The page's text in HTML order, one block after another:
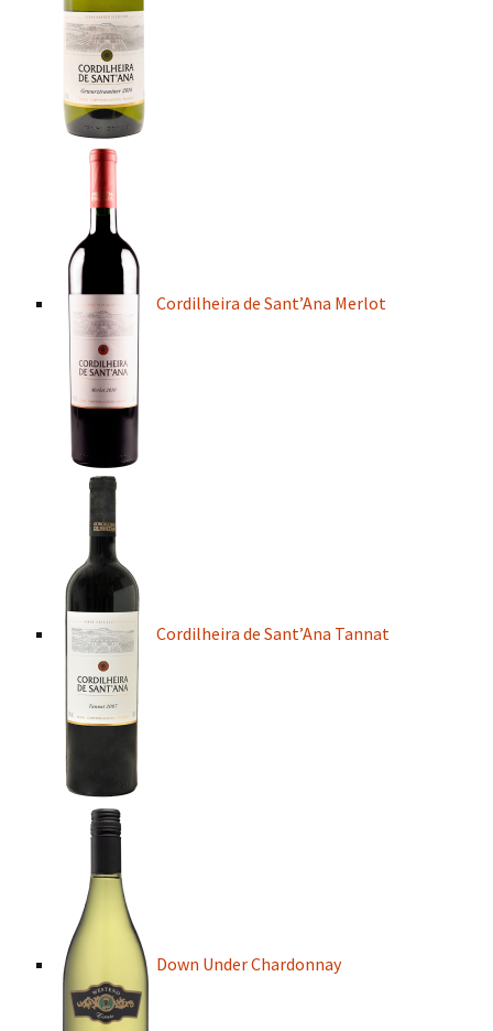
Cordilheira de Sant’Ana Merlot
Cordilheira de Sant’Ana Tannat
Down Under Chardonnay